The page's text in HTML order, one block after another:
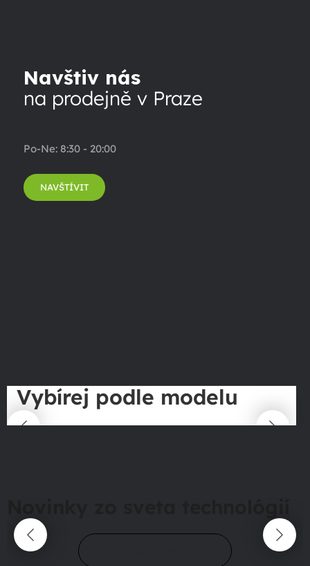
Navštiv nás
na prodejně v Praze
Po-Ne: 8:30 - 20:00
NAVŠTÍVIT
Vybírej podle modelu